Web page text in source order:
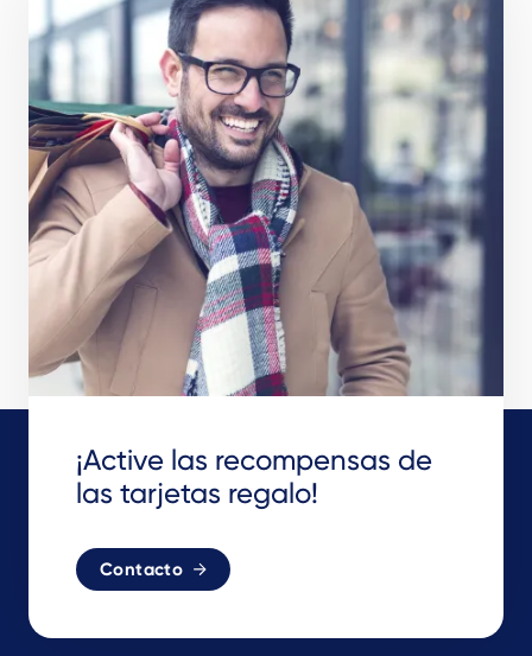
¡Active las recompensas de
las tarjetas regalo!
Contacto